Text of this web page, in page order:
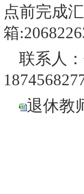
点前完成
箱
联系人：
退休教